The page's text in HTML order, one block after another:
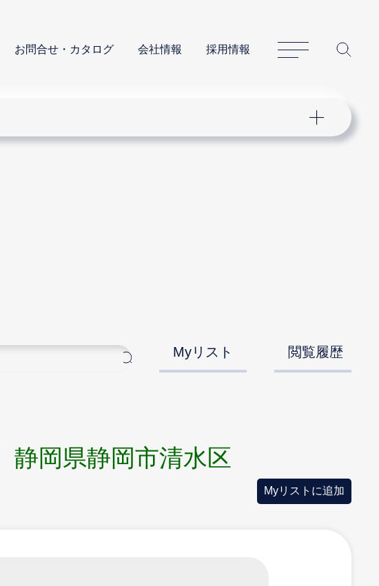
お問合せ・カタログ 会社情報 採用情報
サイトマップ
Myリスト 閲覧履歴
静岡県静岡市清水区
Myリストに追加